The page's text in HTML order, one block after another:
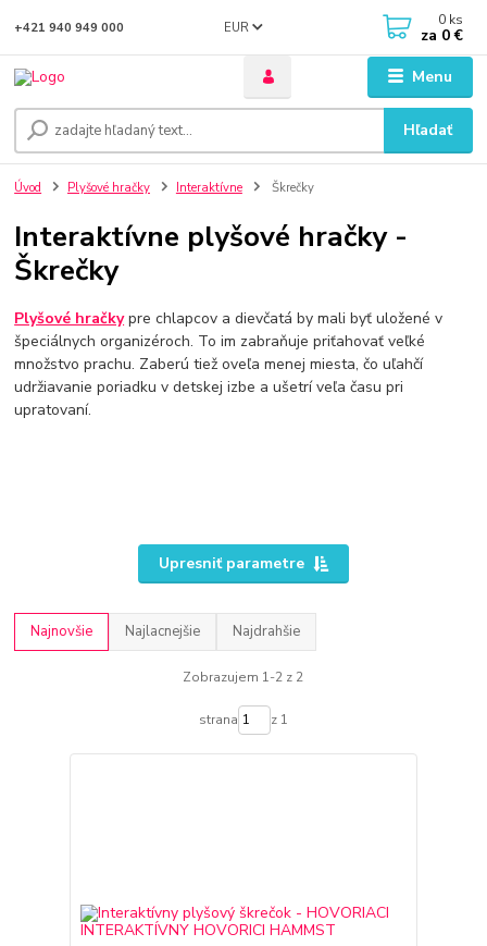
Menu
EUR
Hľadať
+421 940 949 000 0 ks
za 0 €
Úvod Plyšové hračky Interaktívne Škrečky
Interaktívne plyšové hračky -
Škrečky
Plyšové hračkypre chlapcov a dievčatá by mali byť uložené v
špeciálnych organizéroch. To im zabraňuje priťahovať veľké
množstvo prachu. Zaberú tiež oveľa menej miesta, čo uľahčí
udržiavanie poriadku v detskej izbe a ušetrí veľa času pri
upratovaní.
Upresniť parametre
Najnovšie Najlacnejšie Najdrahšie
Zobrazujem 1-2 z 2
strana z 1